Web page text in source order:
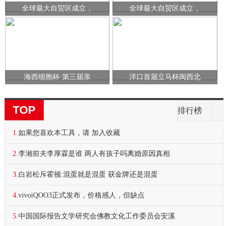
全球最大自贸区成立， 全球最大自贸区成立，
海西细胞杯·第三届亲 洋口首届立马杯闽西北
TOP 排行榜
1.如果您喜欢本工具，请 加入收藏
2.李湘前夫李厚霖是谁 两人有孩子吗离婚原因真相
3.白岩松斥霍顿:混蛋就是混蛋 获金牌还是混蛋
4.vivoiQOO3正式发布，价格感人，但缺点
5.中国国际报告文学研究会佛教文化工作委员会安溪